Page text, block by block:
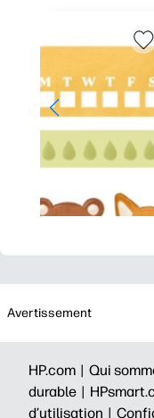
Avertissement
HP.com | Qui
durable |
d’utilisation |